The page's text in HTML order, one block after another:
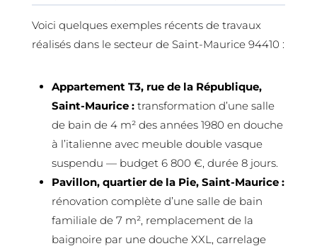
Voici quelques exemples récents de travaux
réalisés dans le secteur de Saint-Maurice 94410 :
Appartement T3, rue de la République,
Saint-Maurice :transformation d’une salle
de bain de 4 m² des années 1980 en douche
à l’italienne avec meuble double vasque
suspendu — budget 6 800 €, durée 8 jours.
Pavillon, quartier de la Pie, Saint-Maurice :
rénovation complète d’une salle de bain
familiale de 7 m², remplacement de la
baignoire par une douche XXL, carrelage